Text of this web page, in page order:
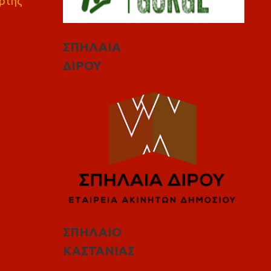
ΣΠΗΛΑΙΑ
ΔΙΡΟΥ
ΣΠΗΛΑΙΟ
ΚΑΣΤΑΝΙΑΣ